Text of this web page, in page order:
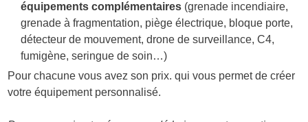
équipements complémentaires (grenade incendiaire,
grenade à fragmentation, piège électrique, bloque porte,
détecteur de mouvement, drone de surveillance, C4,
fumigène, seringue de soin…)
Pour chacune vous avez son prix. qui vous permet de créer
votre équipement personnalisé.